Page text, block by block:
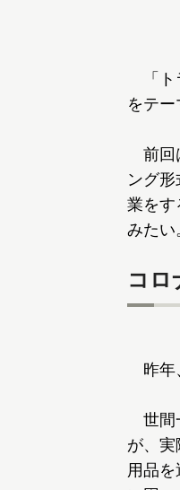
「ト
をテー
前回
ング
業をす
みたい
コロ
昨年
世間
が、実
用品